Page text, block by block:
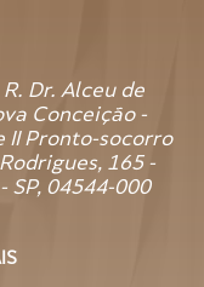
Dr. Alceu de
Conceição -
II Pronto-socorro
165 -
SP, 04544-000